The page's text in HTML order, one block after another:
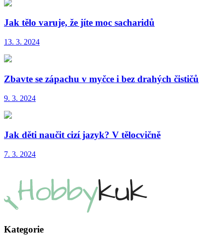
Jak tělo varuje, že jíte moc sacharidů
13. 3. 2024
Zbavte se zápachu v myčce i bez drahých čističů
9. 3. 2024
Jak děti naučit cizí jazyk? V tělocvičně
7. 3. 2024
Kategorie